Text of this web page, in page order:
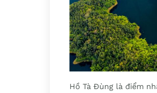
Hồ Tà Đùng là điểm